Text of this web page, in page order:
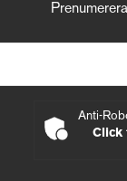
Anti-
Click